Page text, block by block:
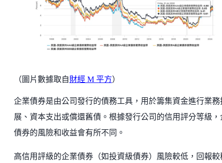
（圖片數據取自財經 M 平方）
企業債券是由公司發行的債務工具，用於籌集資金進行業務
展、資本支出或償還舊債。根據發行公司的信用評分等級，
債券的風險和收益會有所不同。
高信用評級的企業債券（如投資級債券）風險較低，回報較